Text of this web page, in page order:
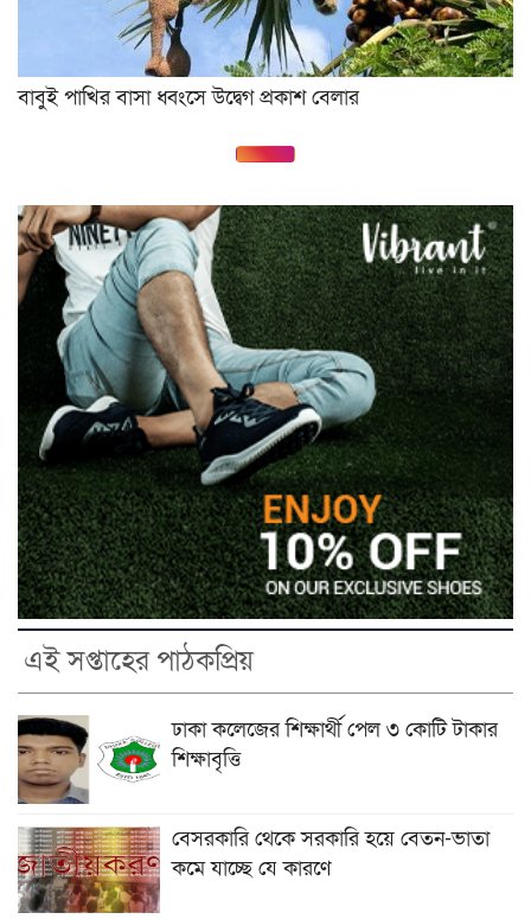
বাবুই পাখির বাসা ধ্বংসে উদ্বেগ প্রকাশ বেলার
এই সপ্তাহের পাঠকপ্রিয়
ঢাকা কলেজের শিক্ষার্থী পেল ৩ কোটি টাকার
শিক্ষাবৃত্তি
বেসরকারি থেকে সরকারি হয়ে বেতন-ভাতা
কমে যাচ্ছে যে কারণে